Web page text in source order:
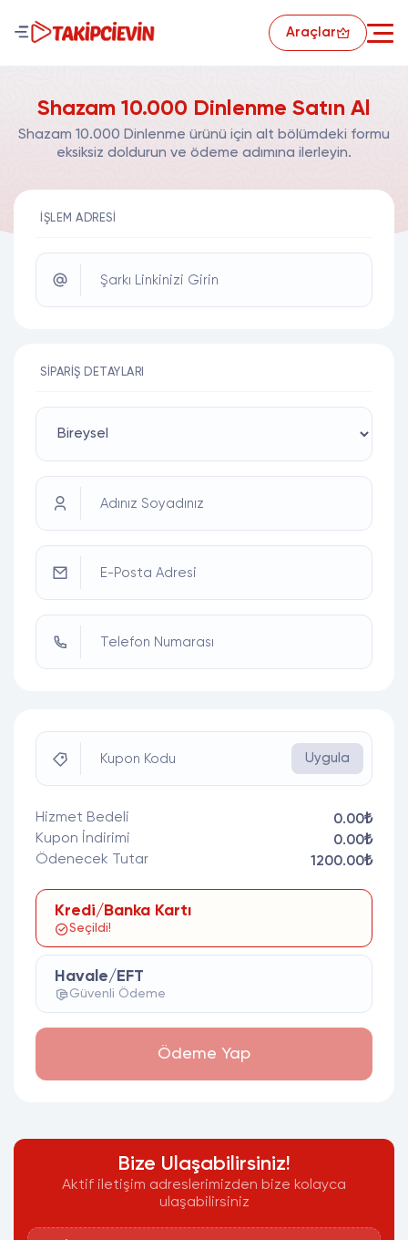
Araçlar
Shazam 10.000 Dinlenme Satın Al
Shazam 10.000 Dinlenme ürünü için alt bölümdeki formu
eksiksiz doldurun ve ödeme adımına ilerleyin.
İŞLEM ADRESI
Şarkı Linkinizi Girin
SIPARIŞ DETAYLARI
Adınız Soyadınız
E-Posta Adresi
Telefon Numarası
Kupon Kodu Uygula
Hizmet Bedeli
0.00₺
Kupon İndirimi
0.00₺
Ödenecek Tutar
1200.00₺
Kredi/Banka Kartı
Seçildi!
Havale/EFT
Güvenli Ödeme
Ödeme Yap
Bize Ulaşabilirsiniz!
Aktif iletişim adreslerimizden bize kolayca
ulaşabilirsiniz